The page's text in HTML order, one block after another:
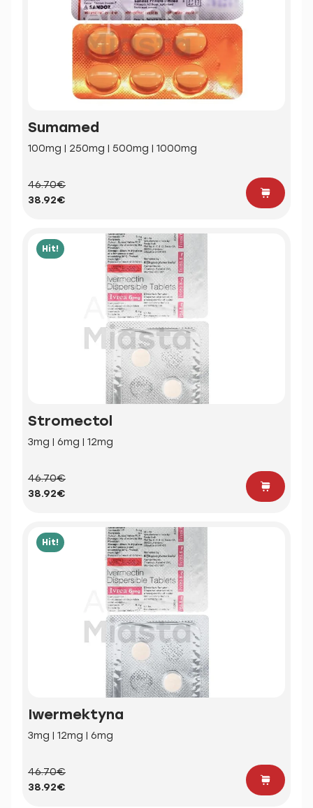
Sumamed
100mg | 250mg | 500mg | 1000mg
46.70€
38.92€
Hit!
Stromectol
3mg | 6mg | 12mg
46.70€
38.92€
Hit!
Iwermektyna
3mg | 12mg | 6mg
46.70€
38.92€